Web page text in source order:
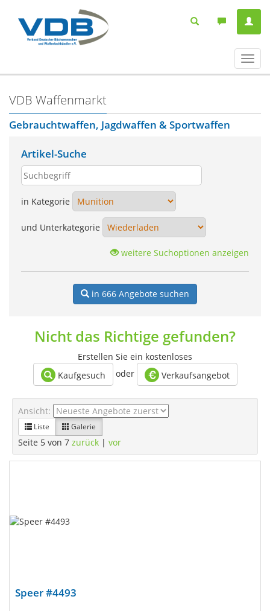
ein-/
VDB Waffenmarkt
Gebrauchtwaffen, Jagdwaffen & Sportwaffen
Artikel-Suche
in Kategorie
und Unterkategorie
weitere Suchoptionen anzeigen
in 666 Angebote suchen
Nicht das Richtige gefunden?
Erstellen Sie ein kostenloses
Kaufgesuch
oder Verkaufsangebot
Ansicht:
Liste Galerie
Seite 5 von 7 zurück | vor
Speer #4493